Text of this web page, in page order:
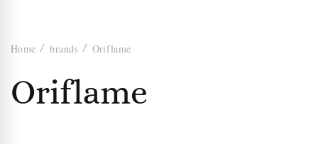
Xaara
Novack
Home brands Oriflame
Oriflame